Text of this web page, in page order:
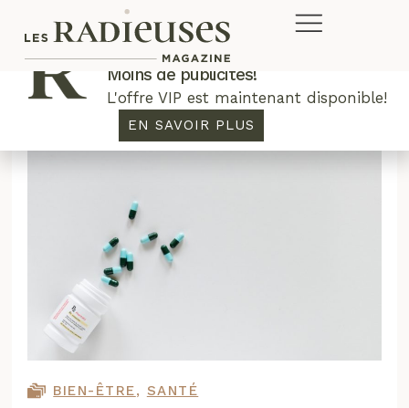
BIEN-ÊTRE, SANTÉ
Plus de concours. Plus de rabais.
Moins de publicités!
L'offre VIP est maintenant disponible!
EN SAVOIR PLUS